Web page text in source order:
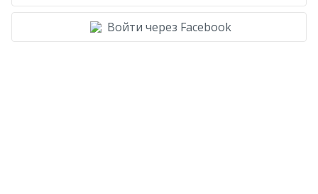
Войти через Facebook